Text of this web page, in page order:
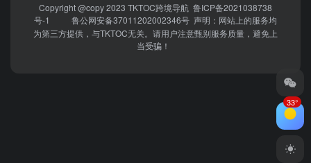
Copyright @copy 2023 TKTOC跨境导航 鲁ICP备2021038738
号-1
鲁公网安备37011202002346号 声明：网站上的服务均
为第三方提供，与TKTOC无关。请用户注意甄别服务质量，避免上
当受骗！
33°